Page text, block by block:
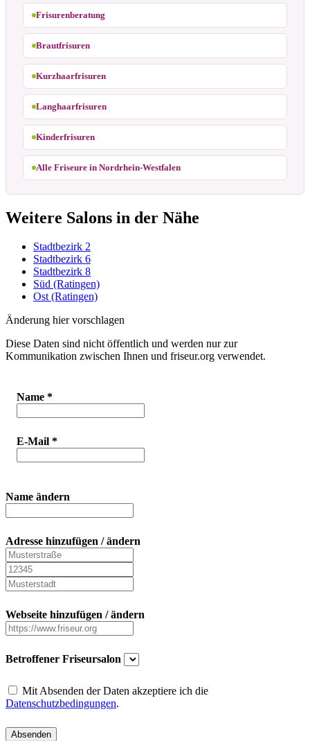
Frisurenberatung
Brautfrisuren
Kurzhaarfrisuren
Langhaarfrisuren
Kinderfrisuren
Alle Friseure in Nordrhein-Westfalen
Weitere Salons in der Nähe
Stadtbezirk 2
Stadtbezirk 6
Stadtbezirk 8
Süd (Ratingen)
Ost (Ratingen)
Änderung hier vorschlagen
Diese Daten sind nicht öffentlich und werden nur zur
Kommunikation zwischen Ihnen und friseur.org verwendet.
Name *
E-Mail *
Name ändern
Adresse hinzufügen / ändern
Webseite hinzufügen / ändern
Betroffener Friseursalon
Mit Absenden der Daten akzeptiere ich die
Datenschutzbedingungen.
Absenden